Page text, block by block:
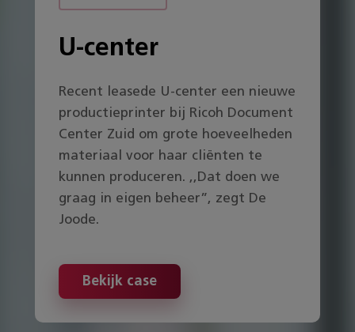
U-center
Recent leasede U-center een nieuwe
productieprinter bij Ricoh Document
Center Zuid om grote hoeveelheden
materiaal voor haar cliënten te
kunnen produceren. ,,Dat doen we
graag in eigen beheer”, zegt De
Joode.
Bekijk case